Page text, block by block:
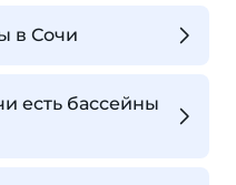
в Сочи
есть бассейны